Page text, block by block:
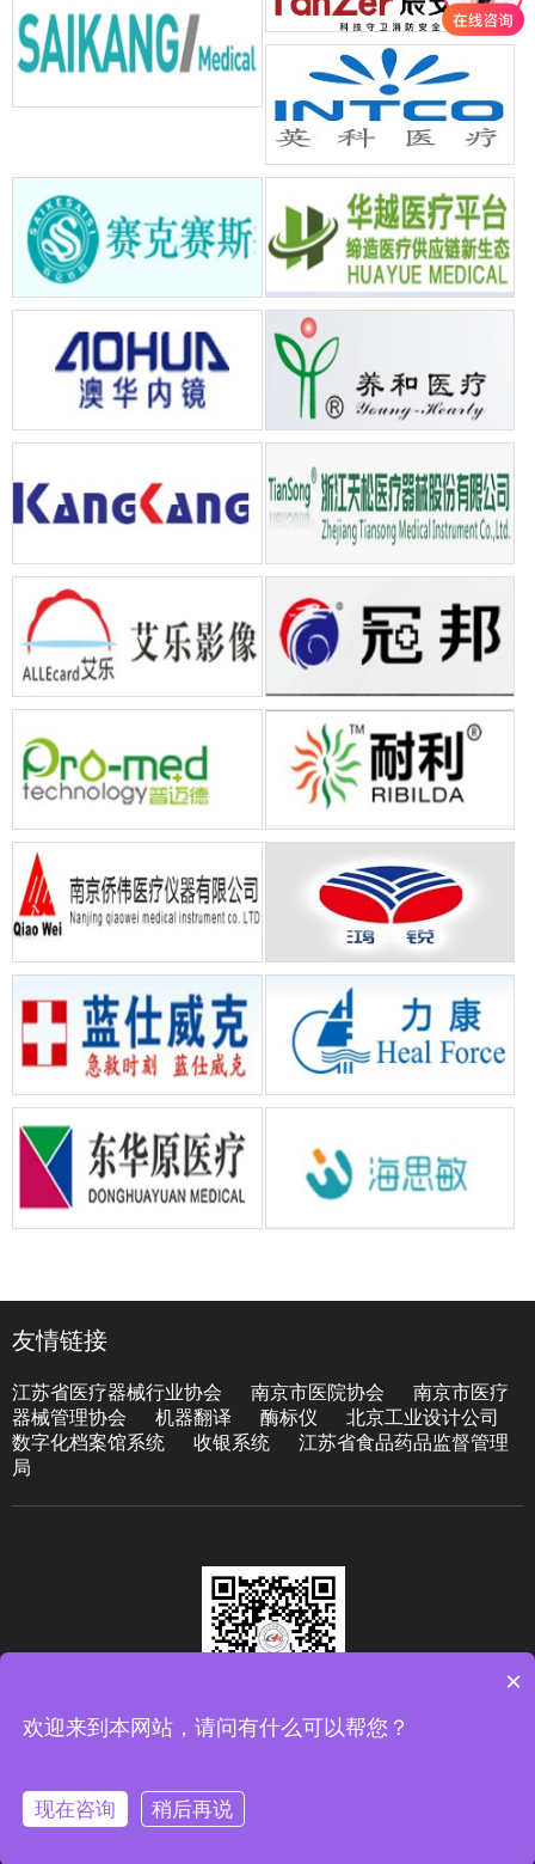
友情链接
江苏省医疗器械行业协会 南京市医院协会
南京市医疗
器械管理协会
机器翻译 酶标仪
北京工业设计公司
数字化档案馆系统
收银系统
江苏省食品药品监督管理
局
Copyright © 江苏医疗器械展组委会 南京博贸展览有限公司 版权所有
×
欢迎来到本网站，请问有什么可以帮您？
现在咨询 稍后再说